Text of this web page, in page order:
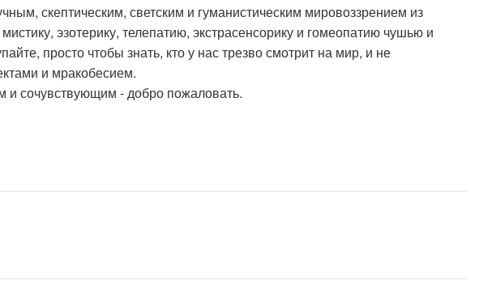
скептическим, светским и гуманистическим мировоззрением из
эзотерику, телепатию, экстрасенсорику и гомеопатию чушью и
просто чтобы знать, кто у нас трезво смотрит на мир, и не
и мракобесием.
и сочувствующим - добро пожаловать.